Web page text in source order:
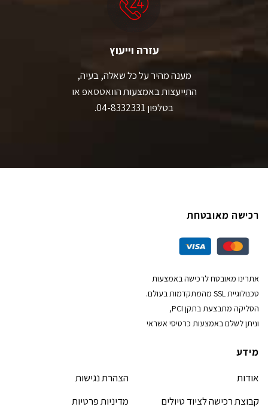
עזרה וייעוץ
מענה מהיר על כל שאלה, בעיה,
התייעצות באמצעות הוואטסאפ או
בטלפון 04-8332331.
רכישה מאובטחת
אתרינו מאובטח לרכישה באמצעות
טכנולוגיית SSL מהמתקדמות בעולם.
הסליקה מתבצעת בתקן PCI,
וניתן לשלם באמצעות כרטיסי אשראי
מידע
אודות
קבוצת רכישה לציוד טיולים
הצהרת נגישות
מדיניות פרטיות